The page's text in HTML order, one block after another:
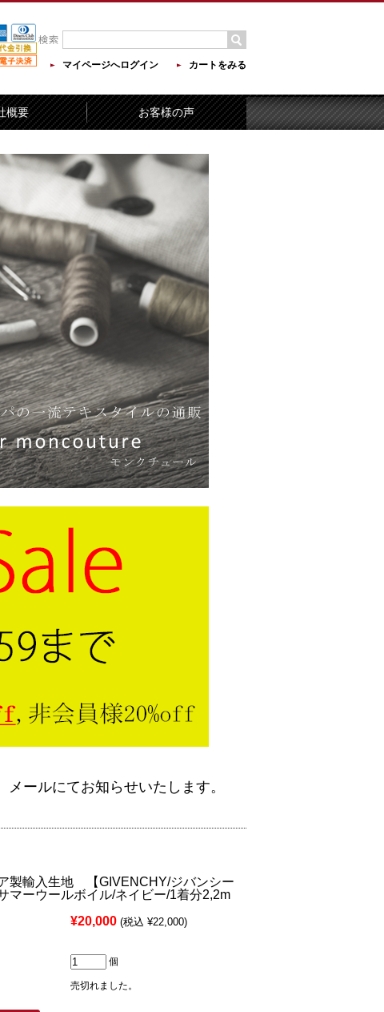
マイページへログイン カートをみる
概要 お客様の声
ールにてお知らせいたします。
製輸入生地 【GIVENCHY/ジバンシー
ーウールボイル/ネイビー/1着分2,2m
¥20,000 (税込 ¥22,000)
個
売切れました。